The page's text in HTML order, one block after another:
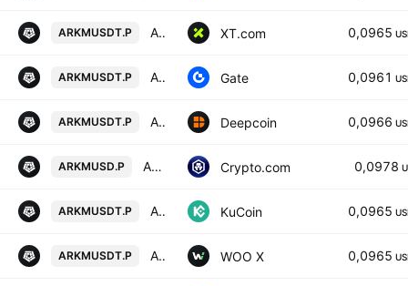
ARKMUSDT.P ARKHAM/USDT PERPETUAL SWAP CONTRACT XT.com 0,0965
ARKMUSDT.P ARKHAM INTELLIGENCE / TETHERUS PERPETUAL CONTRACT Gate 0,0961
ARKMUSDT.P Arkham/USD TETHER PERPETUAL SWAP CONTRACT Deepcoin 0,0966
ARKMUSD.P Arkham USD Perpetual Crypto.com 0,0978
ARKMUSDT.P Arkham/Tether Perpetual Contract KuCoin 0,0965
ARKMUSDT.P ARKHAM / TETHER PERPETUAL FUTURES WOO X 0,0965